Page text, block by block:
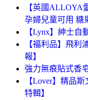
【英國ALLOYA
孕婦兒童可用 糖
【Lynx】紳士自
【福利品】飛利
報】
強力無痕貼式香
【Lover】精品
特輯】